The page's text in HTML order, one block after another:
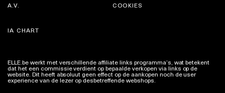
A.V.
IA CHART
COOKIES
ELLE.be werkt met verschillende affiliate links programma’s, wat betekent
dat het een commissie verdient op bepaalde verkopen via links op de
website. Dit heeft absoluut geen effect op de aankopen noch de user
experience van de lezer op desbetreffende webshops.